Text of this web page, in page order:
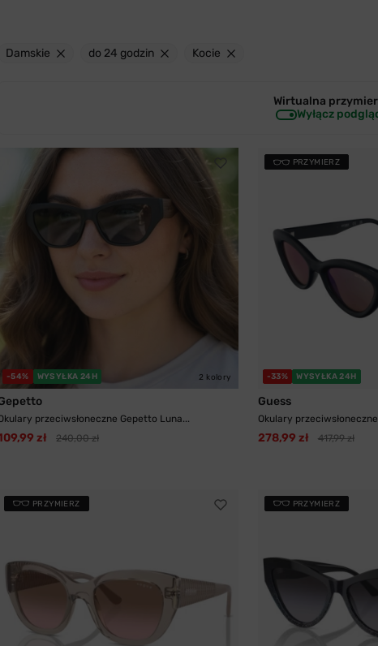
Damskie do 24 godzin Kocie
Wirtualna
Wyłącz
-54% WYSYŁKA 24H 2 kolory
przeciwsłoneczne Gepetto Luna...
zł 240,00 zł
PRZYMIERZ
-33% WYSYŁKA 24H
Guess
Okulary
278,99 zł 417,99 zł
PRZYMIERZ PRZYMIERZ